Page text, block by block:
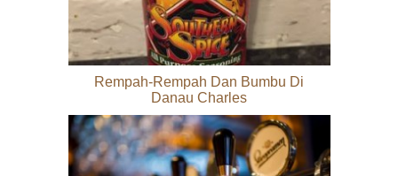
Rempah-Rempah Dan Bumbu Di
Danau Charles